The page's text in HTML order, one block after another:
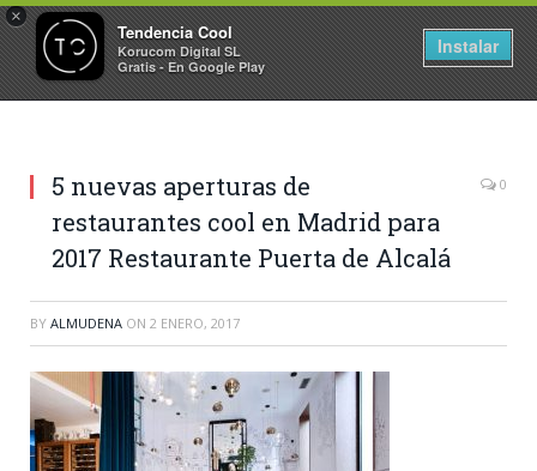
×
Tendencia Cool
Korucom Digital SL
Gratis - En Google Play
Instalar
5 nuevas aperturas de
restaurantes cool en Madrid para
2017 Restaurante Puerta de Alcalá
0
BY ALMUDENA ON 2 ENERO, 2017